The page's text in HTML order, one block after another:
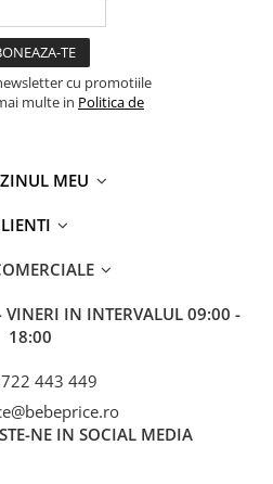
cu promotiile
multe in Politica de
MEU
VINERI IN INTERVALUL 09:00 -
18:00
443 449
NE IN SOCIAL MEDIA